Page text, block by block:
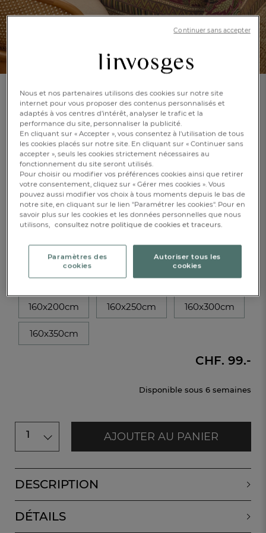
FR DE
AT
BE
CH
Nappe
Dîner en fête
Réf : 994021901
Traitement
déperlant
En savoir +
Bordeaux
Caractéristique :
Nappe ronde
Ø180cm 90x90cm 160x160cm
160x200cm 160x250cm 160x300cm
160x350cm
Disponible sous 6 semaines
CHF. 99.-
1 AJOUTER AU PANIER
DESCRIPTION
DÉTAILS
Nous et nos partenaires utilisons des cookies sur notre site
internet pour vous proposer des contenus personnalisés et
adaptés à vos centres d’intérêt, analyser le trafic et la
performance du site, personnaliser la publicité.
En cliquant sur « Accepter », vous consentez à l'utilisation de tous
les cookies placés sur notre site. En cliquant sur « Continuer sans
accepter », seuls les cookies strictement nécessaires au
fonctionnement du site seront utilisés.
Pour choisir ou modifier vos préférences cookies ainsi que retirer
votre consentement, cliquez sur « Gérer mes cookies ». Vous
pouvez aussi modifier vos choix à tous moments depuis le bas de
notre site, en cliquant sur le lien "Paramétrer les cookies". Pour en
savoir plus sur les cookies et les données personnelles que nous
utilisons, consultez notre politique de cookies et traceurs.
Paramètres des
cookies
Autoriser tous les
cookies
Continuer sans accepter